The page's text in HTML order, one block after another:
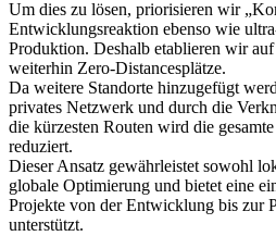
Um dies zu lösen, priorisieren wir
Entwicklungsreaktion ebenso wie
Produktion. Deshalb etablieren wir
weiterhin Zero-Distancesplätze.
Da weitere Standorte hinzugefügt
privates Netzwerk und durch die
die kürzesten Routen wird die
reduziert.
Dieser Ansatz gewährleistet sowohl
globale Optimierung und bietet eine
Projekte von der Entwicklung bis zur
unterstützt.